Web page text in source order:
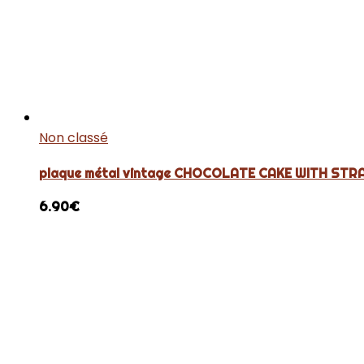
Non classé
plaque métal vintage CHOCOLATE CAKE WITH
6.90€